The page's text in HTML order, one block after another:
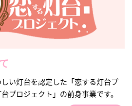
い灯台を認定した「恋する灯台プ
プロジェクト」の前身事業です。